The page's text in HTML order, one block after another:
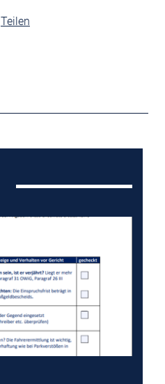
Teilen